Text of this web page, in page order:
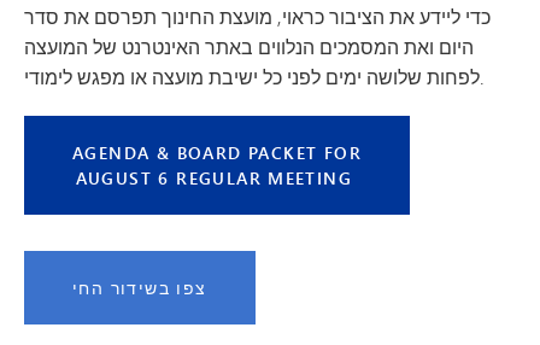
כדי ליידע את הציבור כראוי, מועצת החינוך תפרסם את סדר
היום ואת המסמכים הנלווים באתר האינטרנט של המועצה
לפחות שלושה ימים לפני כל ישיבת מועצה או מפגש לימודי.
AGENDA & BOARD PACKET FOR
AUGUST 6 REGULAR MEETING
צפו בשידור החי